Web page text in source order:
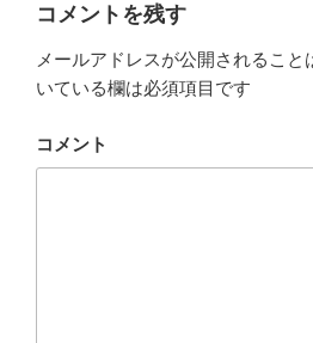
コメントを残す
メールアドレスが公開されること
いている欄は必須項目です
コメント